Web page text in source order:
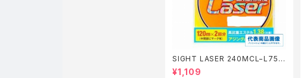
SIGHT LASER 240MCL−L75Q
橙 0.2【特価仕掛】【30】
¥1,109